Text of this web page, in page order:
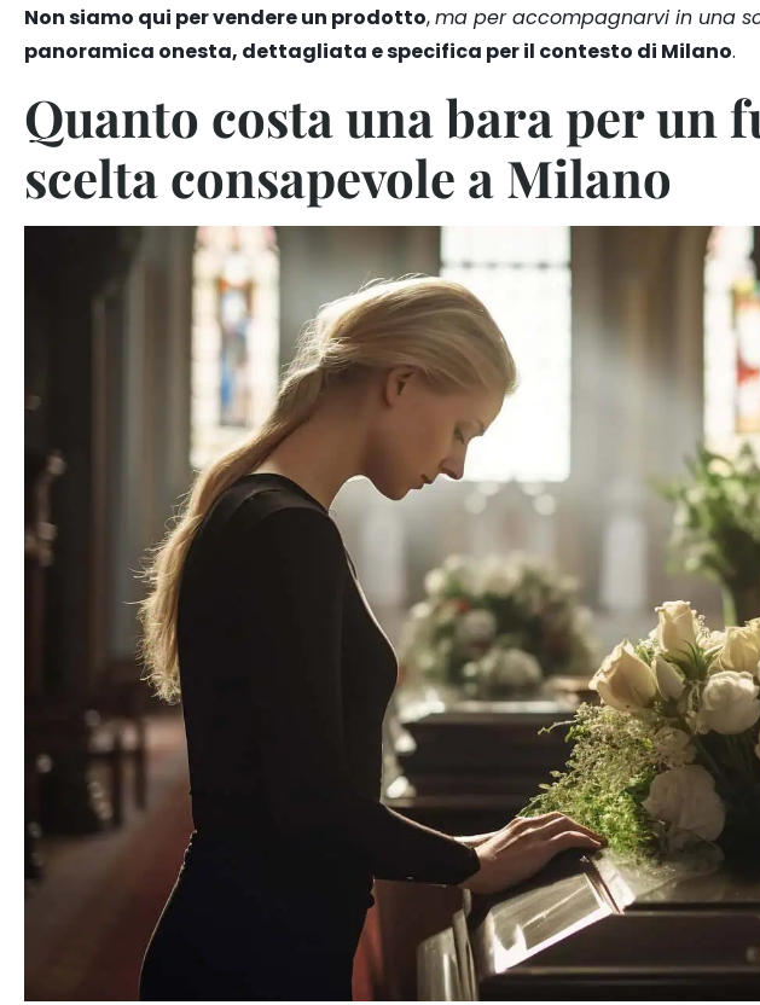
Non siamo qui per vendere un prodotto,ma per accompagnarvi in una
panoramica onesta, dettagliata e specifica per il contesto di Milano.
Quanto costa una bara per un
scelta consapevole a Milano